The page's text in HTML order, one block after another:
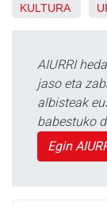
KULTURA
AIURRI
jaso eta
albisteak
babestuko
Egin